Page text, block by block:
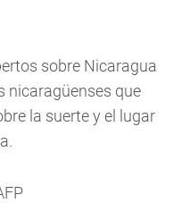
sobre Nicaragua
nicaragüenses que
la suerte y el lugar